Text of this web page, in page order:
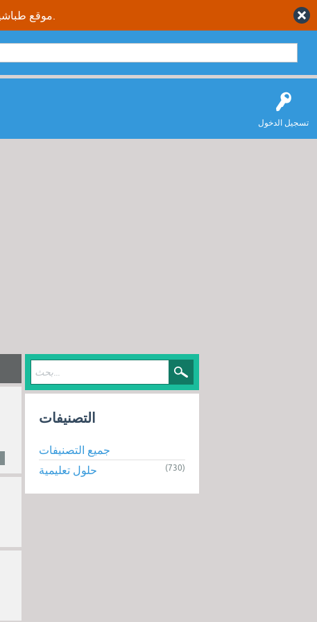
تسجيل الدخول
التصنيفات
جميع التصنيفات
حلول تعليمية
(730)